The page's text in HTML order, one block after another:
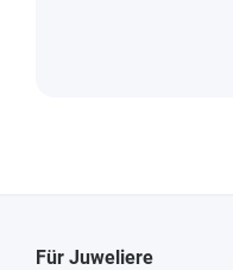
Für Juweliere